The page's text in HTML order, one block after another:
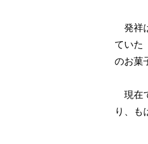
発祥
ていた
のお菓
現在
り、も